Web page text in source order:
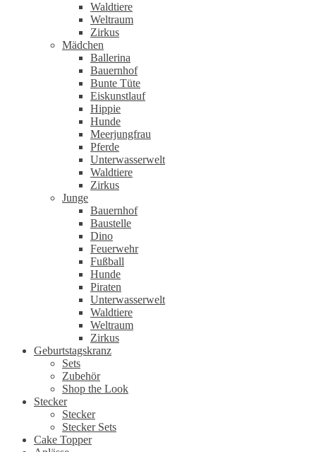
Waldtiere
Weltraum
Zirkus
Mädchen
Ballerina
Bauernhof
Bunte Tüte
Eiskunstlauf
Hippie
Hunde
Meerjungfrau
Pferde
Unterwasserwelt
Waldtiere
Zirkus
Junge
Bauernhof
Baustelle
Dino
Feuerwehr
Fußball
Hunde
Piraten
Unterwasserwelt
Waldtiere
Weltraum
Zirkus
Geburtstagskranz
Sets
Zubehör
Shop the Look
Stecker
Stecker
Stecker Sets
Cake Topper